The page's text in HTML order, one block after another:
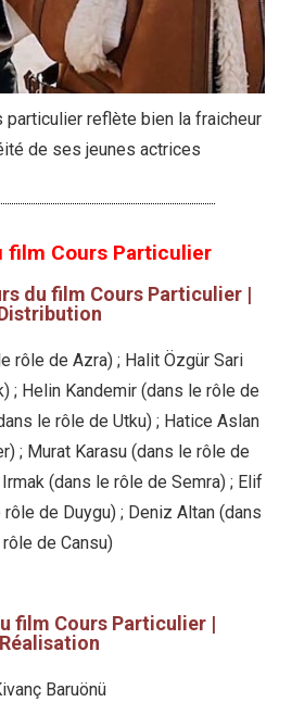
particulier reflète bien la fraicheur
de ses jeunes actrices
film Cours Particulier
du film Cours Particulier |
rôle de Azra) ; Halit Özgür Sari
; Helin Kandemir (dans le rôle de
le rôle de Utku) ; Hatice Aslan
; Murat Karasu (dans le rôle de
(dans le rôle de Semra) ; Elif
de Duygu) ; Deniz Altan (dans
rôle de Cansu)
film Cours Particulier |
Réalisation
Baruönü